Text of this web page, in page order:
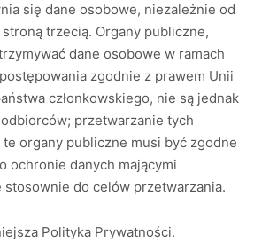
się dane osobowe, niezależnie od
trzecią. Organy publiczne,
dane osobowe w ramach
zgodnie z prawem Unii
członkowskiego, nie są jednak
przetwarzanie tych
organy publiczne musi być zgodne
ochronie danych mającymi
stosownie do celów przetwarzania.
Polityka Prywatności.